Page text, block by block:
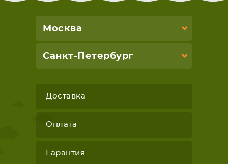
Москва
Санкт-Петербург
Доставка
Оплата
Гарантия